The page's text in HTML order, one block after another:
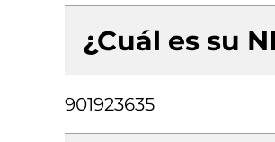
¿Cuál es su
901923635